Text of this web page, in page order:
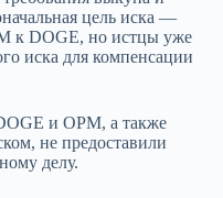
цель иска —
к DOGE, но истцы уже
иска для компенсации
и OPM, а также
не предоставили
делу.